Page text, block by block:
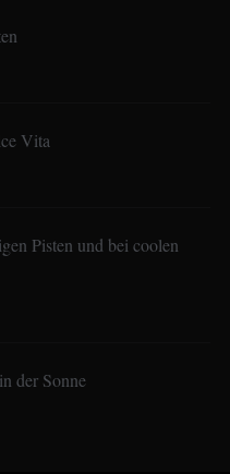
Vita
Pisten und bei coolen
der Sonne